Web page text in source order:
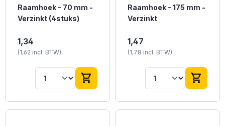
Raamhoek - 70 mm -
Verzinkt (4stuks)
Verzinkte raamhoeken
van 70 mm, ontworpen
voor stevige
verbindingen.
1,34
(1,62 incl. BTW)
shopping_cart
Raamhoek - 175 mm -
Verzinkt
Verzinkte raamhoek
van 175 mm, ideaal
voor grotere
raamconstructies.
1,47
(1,78 incl. BTW)
shopping_cart